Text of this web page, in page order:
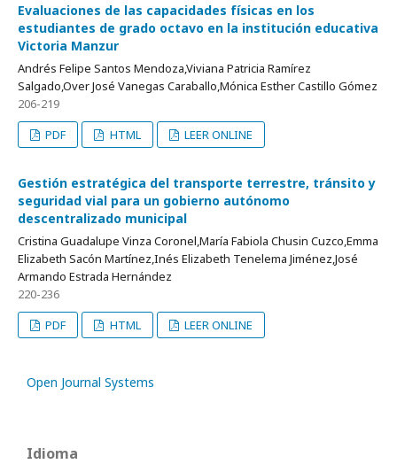
Evaluaciones de las capacidades físicas en los
estudiantes de grado octavo en la institución educativa
Victoria Manzur
Andrés Felipe Santos Mendoza,Viviana Patricia Ramírez
Salgado,Over José Vanegas Caraballo,Mónica Esther Castillo Gómez
206-219
PDF
HTML LEER ONLINE
Gestión estratégica del transporte terrestre, tránsito y
seguridad vial para un gobierno autónomo
descentralizado municipal
Cristina Guadalupe Vinza Coronel,María Fabiola Chusin Cuzco,Emma
Elizabeth Sacón Martínez,Inés Elizabeth Tenelema Jiménez,José
Armando Estrada Hernández
220-236
PDF
HTML LEER ONLINE
Open Journal Systems
Idioma